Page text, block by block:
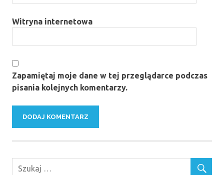
Witryna internetowa
Zapamiętaj moje dane w tej przeglądarce podczas
pisania kolejnych komentarzy.